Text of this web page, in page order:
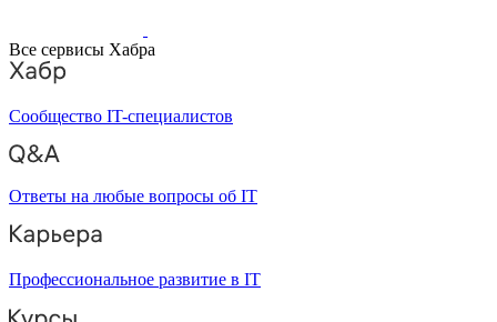
Все сервисы Хабра
Сообщество IT-специалистов
Ответы на любые вопросы об IT
Профессиональное развитие в IT